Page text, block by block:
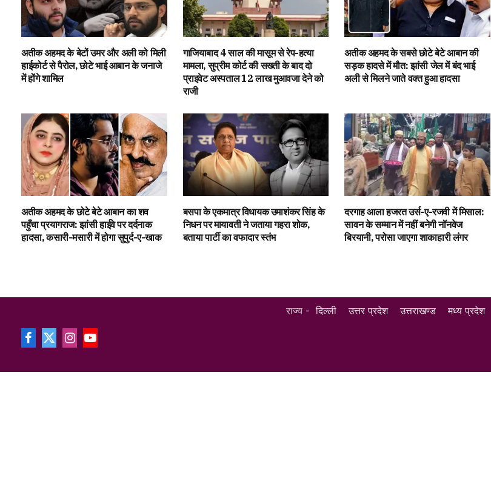
अतीक अहमद के बेटों उमर और अली को मिली
हाईकोर्ट से पैरोल, छोटे भाई आबान के जनाजे
में होंगे शामिल
गाजियाबाद 4 साल की मासूम से रेप-हत्या
मामला, सुप्रीम कोर्ट की सख्ती के बाद दो
प्राइवेट अस्पताल ₹12 लाख मुआवजा देने को
राजी
अतीक अहमद के सबसे छोटे बेटे आबान की
सड़क हादसे में मौत: झांसी जेल में बंद भाई
अली से मिलने जाते वक्त हुआ हादसा
अतीक अहमद के छोटे बेटे आबान का शव
पहुँचा प्रयागराज: झांसी हाईवे पर दर्दनाक
हादसा, कसारी-मसारी में होगा सुपुर्द-ए-खाक
बसपा के एकमात्र विधायक उमाशंकर सिंह के
निधन पर मायावती ने जताया गहरा शोक,
बताया पार्टी का वफादार स्तंभ
दरगाह आला हजरत उर्स-ए-रजवी में मिसाल:
सावन के सम्मान में नहीं बनेगी नॉनवेज
बिरयानी, परोसा जाएगा शाकाहारी लंगर
Facebook
X
InstagramYouTube
राज्य -दिल्ली उत्तर प्रदेश उत्तराखण्ड मध्य प्रदेश